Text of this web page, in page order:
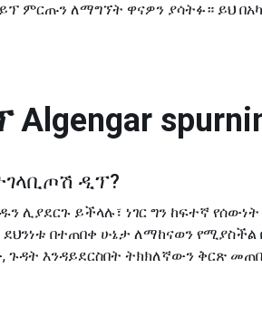
ምርጡን ለማግኘት ዋናዎን ያሳትፉ። ይህ
Algengar
ዲፕ?
ሊያደርጉ ይችላሉ፣ ነገር ግን ከፍተኛ
በተጠበቀ ሁኔታ ለማከናወን
እንዳይደርስበት ትክክለኛውን ቅርጽ